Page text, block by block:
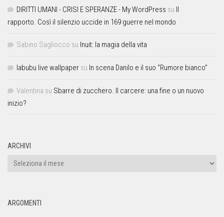
DIRITTI UMANI - CRISI E SPERANZE - My WordPress su Il
rapporto. Così il silenzio uccide in 169 guerre nel mondo
Sabino Sagliocco su Inuit: la magia della vita
labubu live wallpaper su In scena Danilo e il suo “Rumore bianco”
Valentina su Sbarre di zucchero. Il carcere: una fine o un nuovo
inizio?
ARCHIVI
ARGOMENTI